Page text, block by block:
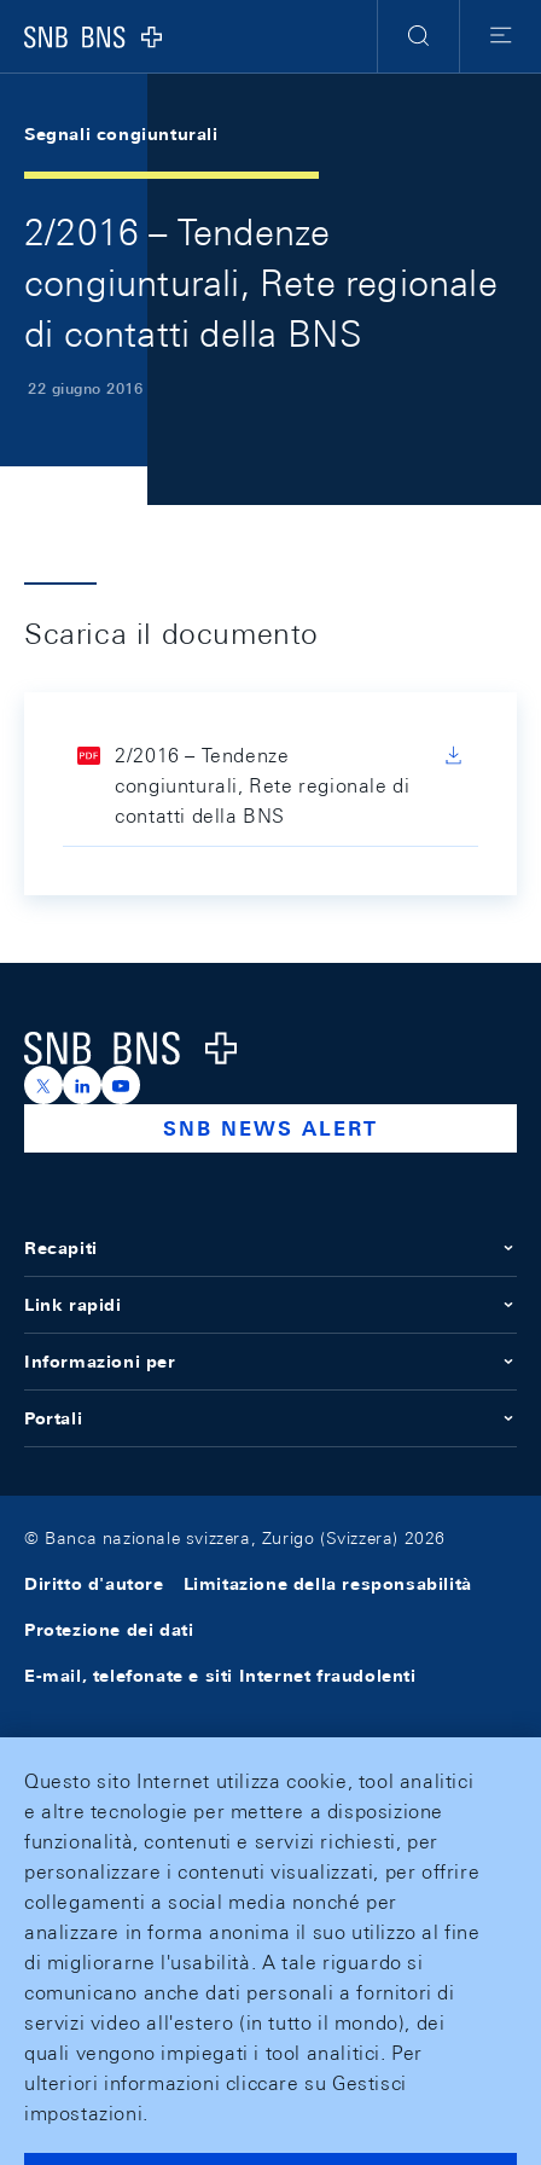
Logo
Ricerca
Menu
Segnali congiunturali
2/2016 – Tendenze
congiunturali, Rete regionale
di contatti della BNS
22 giugno 2016
Scarica il documento
2/2016 – Tendenze
congiunturali, Rete regionale di
contatti della BNS
Logo
https://x.com/snb_bns
https://ch.linkedin.com/company/swiss-national-
https://www.youtube.com/@swissnationalbank
SNB NEWS ALERT
Recapiti
Link rapidi
Informazioni per
Portali
© Banca nazionale svizzera, Zurigo (Svizzera) 2026
Diritto d'autore Limitazione della responsabilità
Protezione dei dati
E-mail, telefonate e siti Internet fraudolenti
Questo sito Internet utilizza cookie, tool analitici
e altre tecnologie per mettere a disposizione
funzionalità, contenuti e servizi richiesti, per
personalizzare i contenuti visualizzati, per offrire
collegamenti a social media nonché per
analizzare in forma anonima il suo utilizzo al fine
di migliorarne l'usabilità. A tale riguardo si
comunicano anche dati personali a fornitori di
servizi video all'estero (in tutto il mondo), dei
quali vengono impiegati i tool analitici. Per
ulteriori informazioni cliccare su Gestisci
impostazioni.